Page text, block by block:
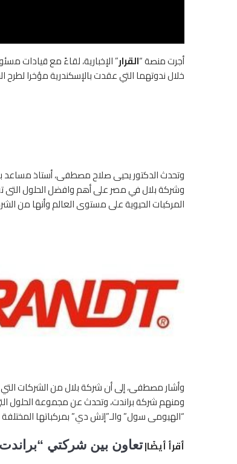
أجرت منصة “القرار” الإخبارية، لقاءً مع قيادات
خلال ندوتهما التي عقدت بالإسكندرية مؤخرا لطرح
وتحدث الدكتور يحيى صلاح مصطفى، أستاذ مساعد
وشركة بلال في مصر على أهم وافضل الحلول التى
المركبات الحيوية على مستوى العالم وأنها من
وأشار مصطفى، إلى أن شركة بلال من الشركات التي
ومنهم شركة براندت، وتحدث عن مجموعة الحلول
“الهيومى سول” والـ”إتش دي” بمركباتها المختلفة
أقرأ أيضًا|تعاون بين شركتي